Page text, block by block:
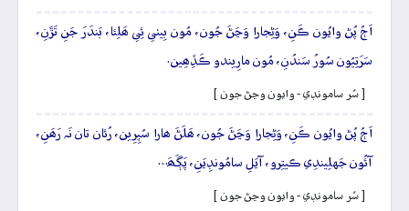
اَڄُ پُڻ وايُون ڪَنِ، وَڻِجارا وَڃَڻَ جُون، مُون بِيٺي ئِي ھَلِئا، بَندَرَ جَنِ تَڙَنِ،
سَرَتِيُون سُورُ سَندُنِ، مُون مارِيندو ڪَڏِھِين.
[ سُر سامونڊي - وايون وڃڻ جون ]
اَڄُ پُڻ وايُون ڪَنِ، وَڻِجارا وَڃَڻَ جُون، ھَلَڻَ ھارا سُپِرِين، رُئان تان نَہ رَھَنِ،
آئُون جَهلِيندِي ڪيتِرو، آيَلِ سامُونڊِيَنِ، پَڳَھَ…
[ سُر سامونڊي - وايون وڃڻ جون ]